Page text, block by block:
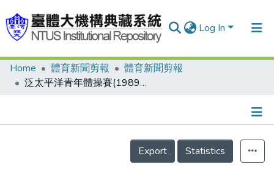
Log In
Communities & Collections
Home 體育新聞剪報
體育新聞剪報
泛太平洋青年體操賽(1989年美國) 一吐悶氣 男子團體冠軍到手 張峰治表現傑出 贏得個人全能金牌
Details
Export
Statistics